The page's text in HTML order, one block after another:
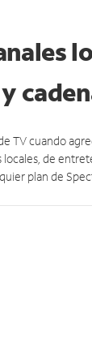
TV cuando
de
plan de